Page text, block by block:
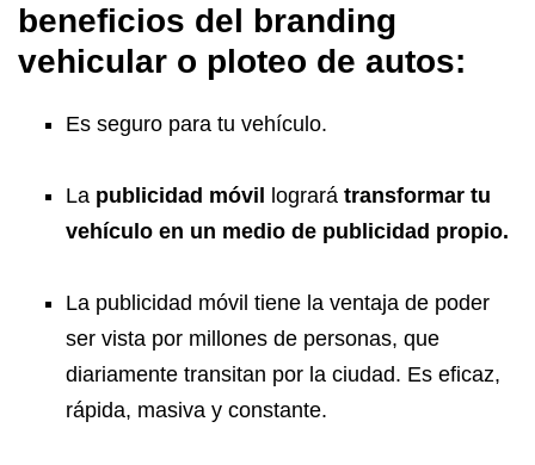
beneficios del branding
vehicular o ploteo de autos:
Es seguro para tu vehículo.
La publicidad móvil logrará transformar tu
vehículo en un medio de publicidad propio.
La publicidad móvil tiene la ventaja de poder
ser vista por millones de personas, que
diariamente transitan por la ciudad. Es eficaz,
rápida, masiva y constante.